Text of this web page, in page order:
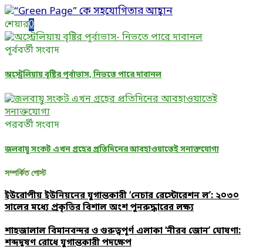
শেয়ার0
পূর্ববর্তী সংবাদ
অস্ট্রেলিয়ায় বৃষ্টির পূর্বাভাস, নিভতে পারে দাবানল
পরবর্তী সংবাদ
জলবায়ু সংকট এখন গ্রহের প্রতিদিনের আবহাওয়াতেই সনাক্তযোগ্য
সম্পর্কিত পোস্ট
ইউরোপীয় ইউনিয়নের যুগান্তকারী ‘নেচার রেস্টোরেশন ল’: ২০৩০
সালের মধ্যে প্রকৃতির বিশাল অংশ পুনরুদ্ধারের লক্ষ্য
শাহজালাল বিমানবন্দর ও গুরুত্বপূর্ণ এলাকা ‘নীরব জোন’ ঘোষণা:
শব্দদূষণ রোধে যুগান্তকারী পদক্ষেপ